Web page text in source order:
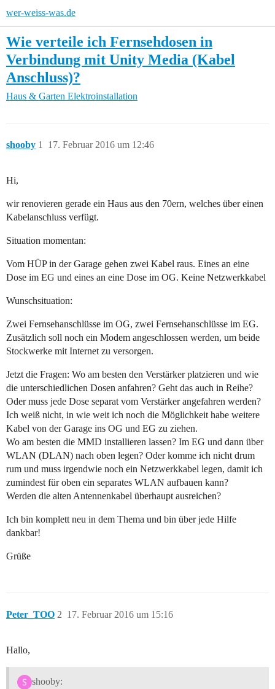
wer-weiss-was.de
Wie verteile ich Fernsehdosen in
Verbindung mit Unity Media (Kabel
Anschluss)?
Haus & Garten Elektroinstallation
shooby 17. Februar 2016 um 12:46
1
Hi,
wir renovieren gerade ein Haus aus den 70ern, welches über einen
Kabelanschluss verfügt.
Situation momentan:
Vom HÜP in der Garage gehen zwei Kabel raus. Eines an eine
Dose im EG und eines an eine Dose im OG. Keine Netzwerkkabel
Wunschsituation:
Zwei Fernsehanschlüsse im OG, zwei Fernsehanschlüsse im EG.
Zusätzlich soll noch ein Modem angeschlossen werden, um beide
Stockwerke mit Internet zu versorgen.
Jetzt die Fragen: Wo am besten den Verstärker platzieren und wie
die unterschiedlichen Dosen anfahren? Geht das auch in Reihe?
Oder muss jede Dose separat vom Verstärker angefahren werden?
Ich weiß nicht, in wie weit ich noch die Möglichkeit habe weitere
Kabel von der Garage ins OG und EG zu ziehen.
Wo am besten die MMD installieren lassen? Im EG und dann über
WLAN (DLAN) nach oben legen? Oder komme ich nicht drum
rum und muss irgendwie noch ein Netzwerkkabel legen, damit ich
zumindest für oben ein separates WLAN aufbauen kann?
Werden die alten Antennenkabel überhaupt ausreichen?
Ich bin komplett neu in dem Thema und bin über jede Hilfe
dankbar!
Grüße
Peter_TOO 17. Februar 2016 um 15:16
2
Hallo,
shooby: